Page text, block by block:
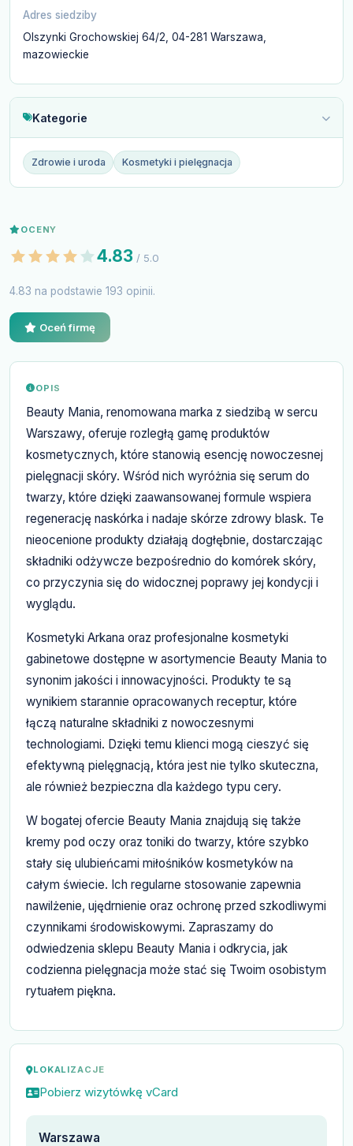
Adres siedziby
Olszynki Grochowskiej 64/2, 04-281 Warszawa,
mazowieckie
Kategorie
Zdrowie i uroda Kosmetyki i pielęgnacja
OCENY
4.83 / 5.0
4.83 na podstawie 193 opinii.
Oceń firmę
OPIS
Beauty Mania, renomowana marka z siedzibą w sercu
Warszawy, oferuje rozległą gamę produktów
kosmetycznych, które stanowią esencję nowoczesnej
pielęgnacji skóry. Wśród nich wyróżnia się serum do
twarzy, które dzięki zaawansowanej formule wspiera
regenerację naskórka i nadaje skórze zdrowy blask. Te
nieocenione produkty działają dogłębnie, dostarczając
składniki odżywcze bezpośrednio do komórek skóry,
co przyczynia się do widocznej poprawy jej kondycji i
wyglądu.
Kosmetyki Arkana oraz profesjonalne kosmetyki
gabinetowe dostępne w asortymencie Beauty Mania to
synonim jakości i innowacyjności. Produkty te są
wynikiem starannie opracowanych receptur, które
łączą naturalne składniki z nowoczesnymi
technologiami. Dzięki temu klienci mogą cieszyć się
efektywną pielęgnacją, która jest nie tylko skuteczna,
ale również bezpieczna dla każdego typu cery.
W bogatej ofercie Beauty Mania znajdują się także
kremy pod oczy oraz toniki do twarzy, które szybko
stały się ulubieńcami miłośników kosmetyków na
całym świecie. Ich regularne stosowanie zapewnia
nawilżenie, ujędrnienie oraz ochronę przed szkodliwymi
czynnikami środowiskowymi. Zapraszamy do
odwiedzenia sklepu Beauty Mania i odkrycia, jak
codzienna pielęgnacja może stać się Twoim osobistym
rytuałem piękna.
LOKALIZACJE
Pobierz wizytówkę vCard
Warszawa